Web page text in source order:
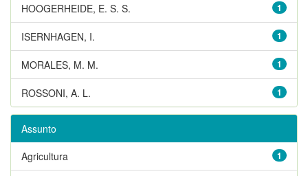
1
HOOGERHEIDE, E. S. S.
1
ISERNHAGEN, I.
1
MORALES, M. M.
1
ROSSONI, A. L.
Assunto
1
Agricultura